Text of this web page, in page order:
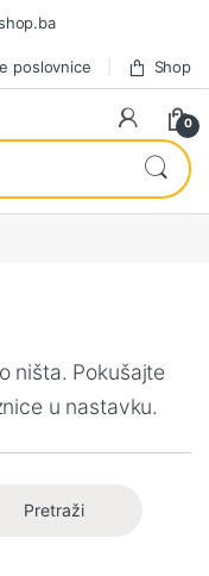
poslovnice Shop
0
ništa. Pokušajte
u nastavku.
Pretraži